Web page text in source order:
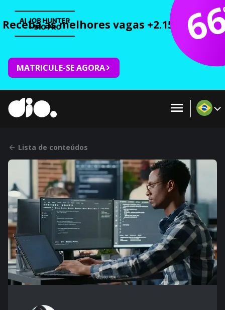
Receba as melhores vagas +2.150 cursos
MATRICULE-SE AGORA
Lista de conteúdos